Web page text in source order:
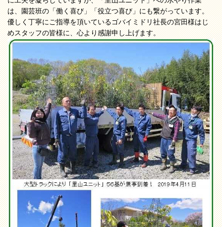
は、園芸班の「働く喜び」「役立つ喜び」にも繋がっています。
優しく丁寧にご指導を頂いているゴバイミドリ社長の宮田様はじ
めスタッフの皆様に、心より感謝申し上げます。